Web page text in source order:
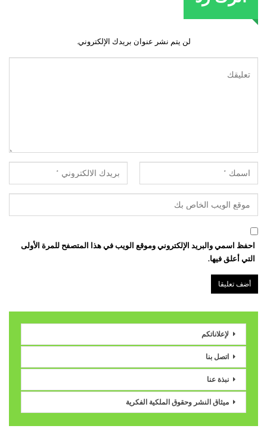
لن يتم نشر عنوان بريدك الإلكتروني.
احفظ اسمي والبريد الإلكتروني وموقع الويب في هذا المتصفح للمرة الأولى
التي أعلق فيها.
لإعلاناتكم
اتصل بنا
نبذة عنا
ميثاق النشر وحقوق الملكية الفكرية